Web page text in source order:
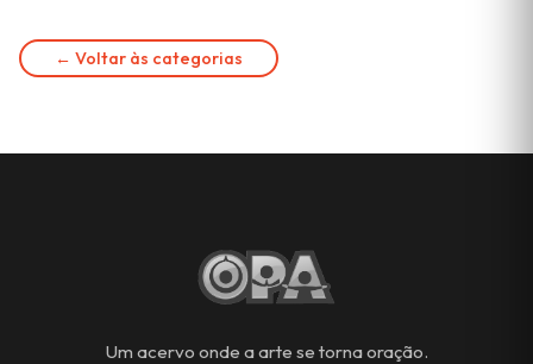
← Voltar às categorias
Um acervo onde a arte se torna oração.